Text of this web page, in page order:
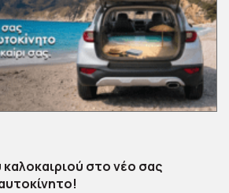
στο νέο σας